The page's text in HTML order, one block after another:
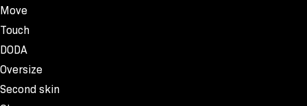
Move
Touch
DODA
Oversize
Second skin